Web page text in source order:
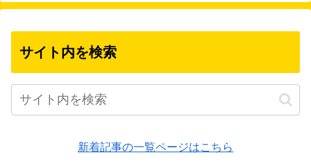
サイト内を検索
新着記事の一覧ページはこちら